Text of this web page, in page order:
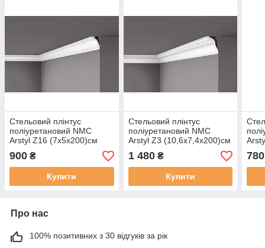
Стельовий плінтус
поліуретановий NMC
Arstyl Z16 (7х5х200)см
900 ₴
Купити
Стельовий плінтус
поліуретановий NMC
Arstyl Z3 (10,6х7,4х200)см
1 480₴
Купити
780
Про нас
100% позитивних з 30 відгуків за рік